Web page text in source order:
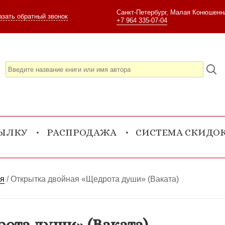
обратный звонок
Санкт-Петербург, Малая
+7 964 335-07-04
РАСПРОДАЖА СИСТЕМА
/Открытка двойная «Щедрота души» (Ваката)